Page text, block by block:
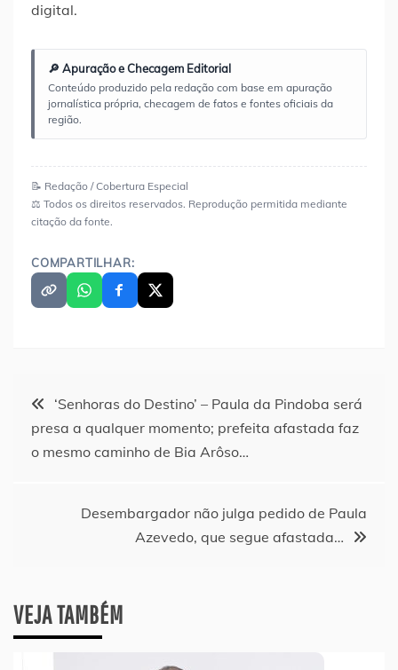
digital.
🔎 Apuração e Checagem Editorial
Conteúdo produzido pela redação com base em apuração
jornalística própria, checagem de fatos e fontes oficiais da
região.
📝 Redação / Cobertura Especial
⚖️ Todos os direitos reservados. Reprodução permitida mediante
citação da fonte.
COMPARTILHAR:
Navegação
de
‘Senhoras do Destino’ – Paula da Pindoba será
presa a qualquer momento; prefeita afastada faz
o mesmo caminho de Bia Arôso…
Desembargador não julga pedido de Paula
Azevedo, que segue afastada…
VEJA TAMBÉM